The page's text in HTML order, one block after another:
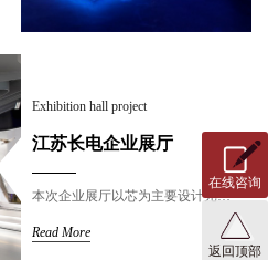
Exhibition hall project
江苏长电企业展厅
本次企业展厅以芯为主要设计元素，运用3D、数字沙盘等互动媒体技术，视觉设计与环境空间的契合，打造数字智慧展厅......
Read More
在线咨询
返回顶部